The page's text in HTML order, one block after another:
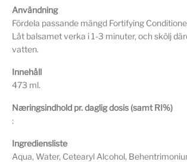
Användning
Fördela passande mängd Fortifying
Låt balsamet verka i 1-3 minuter, och skölj
vatten.
Innehåll
473 ml.
Næringsindhold pr. daglig dosis (samt RI%)
:
Ingrediensliste
Aqua, Water, Cetearyl Alcohol,